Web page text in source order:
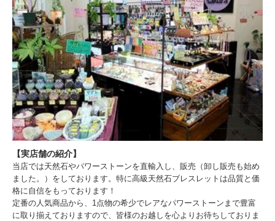
【実店舗の紹介】
当店では天然石やパワーストーンを直輸入し、販売（卸し販売も始め
ました。）をしております。特に高級天然石ブレスレットは品質と価
格に自信をもっております！
定番の人気商品から、1点物の希少でレアなパワーストーンまで豊富
に取り揃えておりますので、皆様のお越しを心よりお待ちしておりま